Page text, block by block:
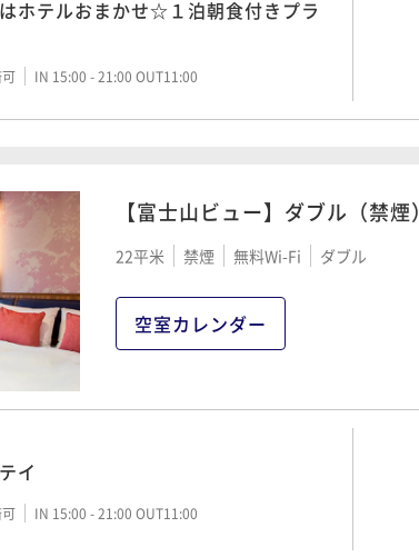
ホテルおまかせ☆１泊朝食付きプラ
IN 15:00 - 21:00 OUT11:00
【富士山ビュー】ダブル（禁煙）
22平米 禁煙 無料Wi-Fi ダブル
空室カレンダー
イ
IN 15:00 - 21:00 OUT11:00